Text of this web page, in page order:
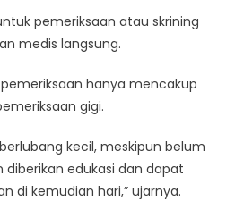
pemeriksaan atau skrining
medis langsung.
hanya mencakup
gigi.
kecil, meskipun belum
diberikan edukasi dan dapat
di kemudian hari,” ujarnya.